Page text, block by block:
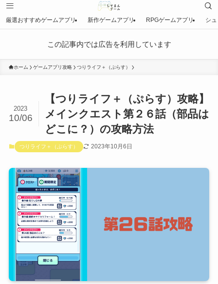
厳選おすすめゲームアプリ 新作ゲームアプリ RPGゲームアプリ シ
この記事内では広告を利用しています
ホーム ゲームアプリ攻略 つりライフ＋（ぷらす）
【つりライフ＋（ぷらす）攻略】
メインクエスト第２６話（部品は
どこに？）の攻略方法
2023
10/06
つりライフ＋（ぷらす） 2023年10月6日